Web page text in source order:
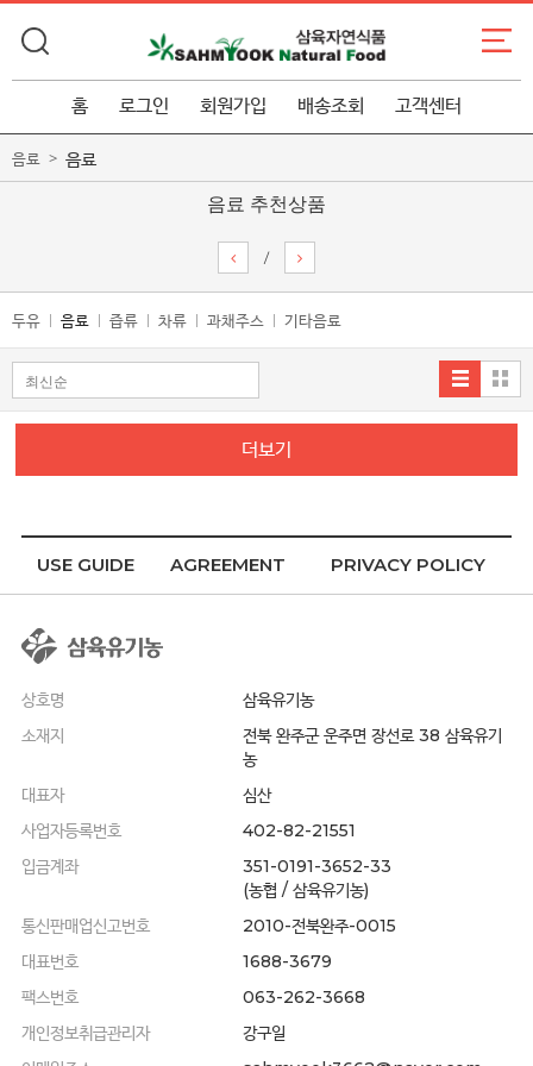
홈 로그인 회원가입 배송조회 고객센터
음료 음료
음료 추천상품
/
두유 음료 즙류 차류 과채주스 기타음료
더보기
USE GUIDE AGREEMENT PRIVACY POLICY
상호명
삼육유기농
소재지
전북 완주군 운주면 장선로 38 삼육유기
농
대표자
심산
사업자등록번호
402-82-21551
입금계좌
351-0191-3652-33
(농협 / 삼육유기농)
통신판매업신고번호
2010-전북완주-0015
대표번호
1688-3679
팩스번호
063-262-3668
개인정보취급관리자
강구일